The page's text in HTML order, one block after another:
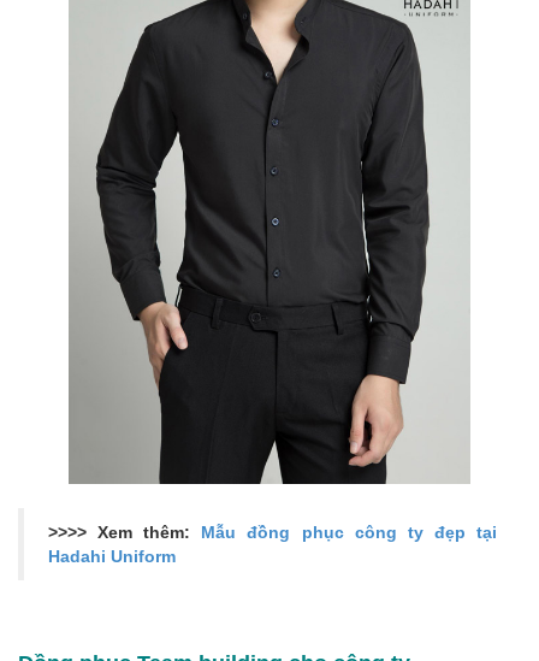
>>>> Xem thêm: Mẫu đồng phục công ty đẹp tại
Hadahi Uniform